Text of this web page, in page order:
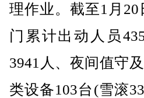
理作业。截至1月
门累计出动人员
3941人、夜间值守
类设备103台(雪滚